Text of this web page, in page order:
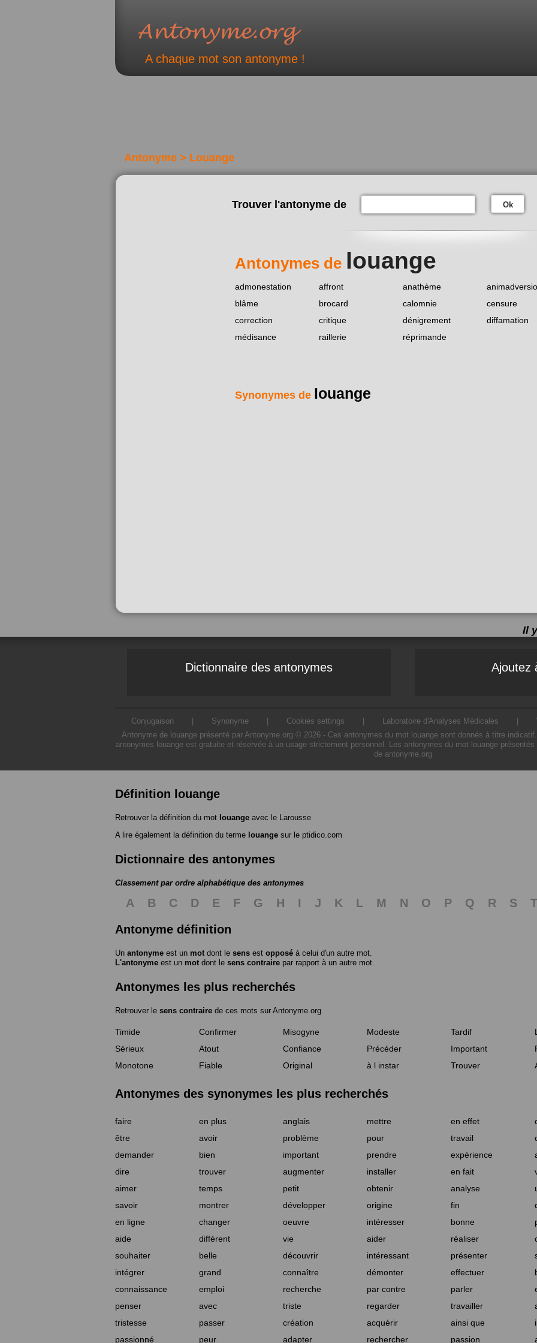
A chaque mot son antonyme !
Antonyme > Louange
Trouver l'antonyme de Ok
Antonymes de louange
admonestation affront anathème
blâme
brocard calomnie censure
correction
critique dénigrement diffamation
médisance
raillerie réprimande
Synonymes de louange
Il
Dictionnaire des antonymes Ajoutez
Conjugaison Synonyme Cookies settings Laboratoire d'Analyses Médicales
Antonyme de louange présenté par Antonyme.org © 2026 - Ces antonymes du mot louange sont donnés à titre
antonymes louange est gratuite et réservée à un usage strictement personnel. Les antonymes du mot louange
de antonyme.org
Définition louange
Retrouver la définition du mot louange avec le Larousse
A lire également la définition du terme louange sur le ptidico.com
Dictionnaire des antonymes
Classement par ordre alphabétique des antonymes
A B C D E F G H I J K L M N O P Q R S T
Antonyme définition
Un antonyme est un mot dont le sens est opposé à celui d'un autre mot.
L'antonyme est un mot dont le sens contraire par rapport à un autre mot.
Antonymes les plus recherchés
Retrouver le sens contraire de ces mots sur Antonyme.org
Timide Confirmer Misogyne Modeste Tardif
Sérieux
Atout Confiance Précéder Important
Monotone
Fiable Original à l instar Trouver
Antonymes des synonymes les plus recherchés
faire en plus anglais mettre en effet
être
avoir problème pour travail
demander
bien important prendre expérience
dire
trouver augmenter installer en fait
aimer
temps petit obtenir analyse
savoir
montrer développer origine fin
en ligne
changer oeuvre intéresser bonne
aide
différent vie aider réaliser
souhaiter
belle découvrir intéressant présenter
intégrer
grand connaître démonter effectuer
connaissance
emploi recherche par contre parler
penser
avec triste regarder travailler
tristesse
passer création acquérir ainsi que
passionné
peur adapter rechercher passion